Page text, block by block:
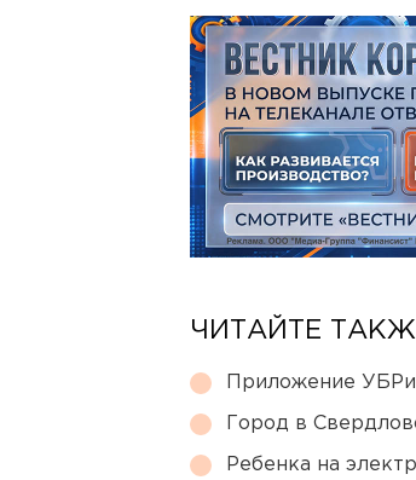
ЧИТАЙТЕ
Приложение
Город в
Ребенка на